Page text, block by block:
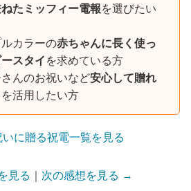
たミッフィー電報を選びたい
カラーの赤ちゃんに長く使っ
スタイ を求めている方
んのお祝いなど安心して贈れ
を活用したい方
に贈る祝電一覧を見る
見る 次の感想を見る →